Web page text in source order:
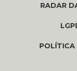
RADAR
POLÍTICA